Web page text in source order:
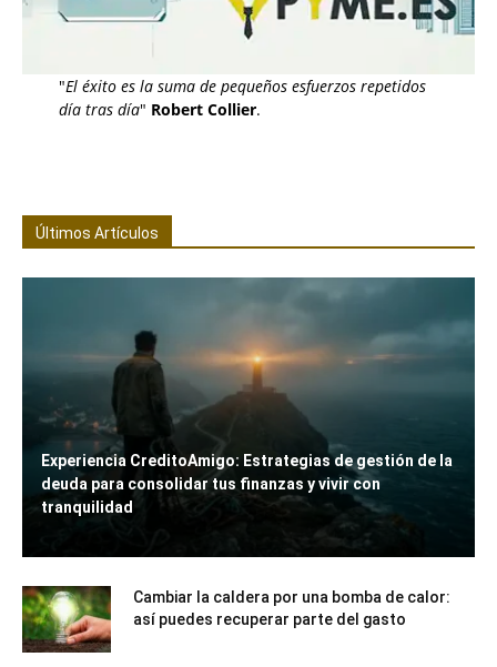
"El éxito es la suma de pequeños esfuerzos repetidos
día tras día" Robert Collier.
Últimos Artículos
Experiencia CreditoAmigo: Estrategias de gestión de la
deuda para consolidar tus finanzas y vivir con
tranquilidad
Cambiar la caldera por una bomba de calor:
así puedes recuperar parte del gasto